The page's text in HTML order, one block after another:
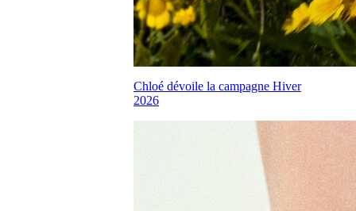
Chloé dévoile la campagne Hiver
2026